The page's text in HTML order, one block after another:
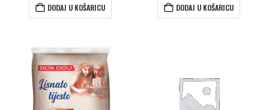
DODAJ U KOŠARICU DODAJ U KOŠARICU